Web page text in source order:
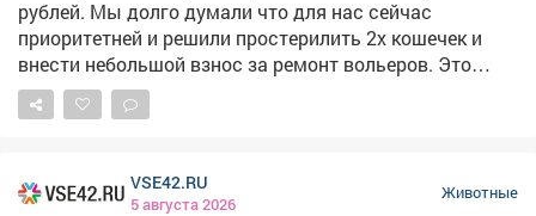
Кстати, Сахарок сейчас выглядит очень нарядно. У
новорожденных косулят ярко-рыжая шубка с белыми
пятнышками - это не просто украшение, а природная
маскировка. Такие пятна имитируют солнечные блики
в листве, помогая малышам прятаться от хищников.
исчезнет, и мех станет однотонным, как у взрослых
особей. Совсем скоро Сахарок переедет в просторный
рублей. Мы долго думали что для нас сейчас
приоритетней и решили простерилить 2х кошечек и
внести небольшой взнос за ремонт вольеров. Это
наша отдельная больная тема. Спасибо вам огромное
от всех наших подопечных, от волонтеров и
VSE42.RU
5 августа 2026
Животные